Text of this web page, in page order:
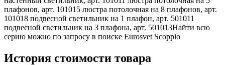
плафонов, арт. 101015 люстра потолочная на 8 плафонов, арт.
101018 подвесной светильник на 1 плафон, арт. 501011
подвесной светильник на 3 плафона, арт. 501013Найти всю
серию можно по запросу в поиске Eurosvet Scoppio
История стоимости товара